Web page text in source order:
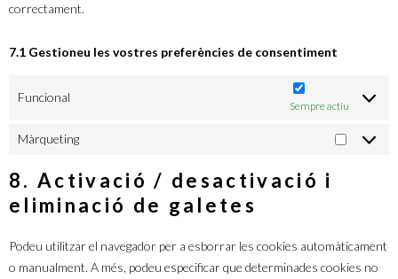
correctament.
7.1 Gestioneu les vostres preferències de consentiment
Funcional
Sempre actiu
Màrqueting
8. Activació / desactivació i
eliminació de galetes
Podeu utilitzar el navegador per a esborrar les cookies automàticament
o manualment. A més, podeu especificar que determinades cookies no